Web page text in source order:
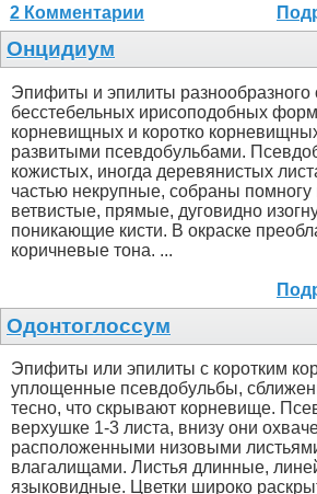
2 Комментарии
Онцидиум
Эпифиты и эпилиты разнообразного
бесстебельных ирисоподобных
корневищных и коротко
развитыми псевдобульбами.
кожистых, иногда деревянистых
частью некрупные, собраны помногу
ветвистые, прямые, дуговидно
поникающие кисти. В окраске
коричневые тона. ...
Одонтоглоссум
Эпифиты или эпилиты с коротким
уплощенные псевдобульбы,
тесно, что скрывают корневище.
верхушке 1-3 листа, внизу они
расположенными низовыми
влагалищами. Листья длинные,
языковидные. Цветки широко